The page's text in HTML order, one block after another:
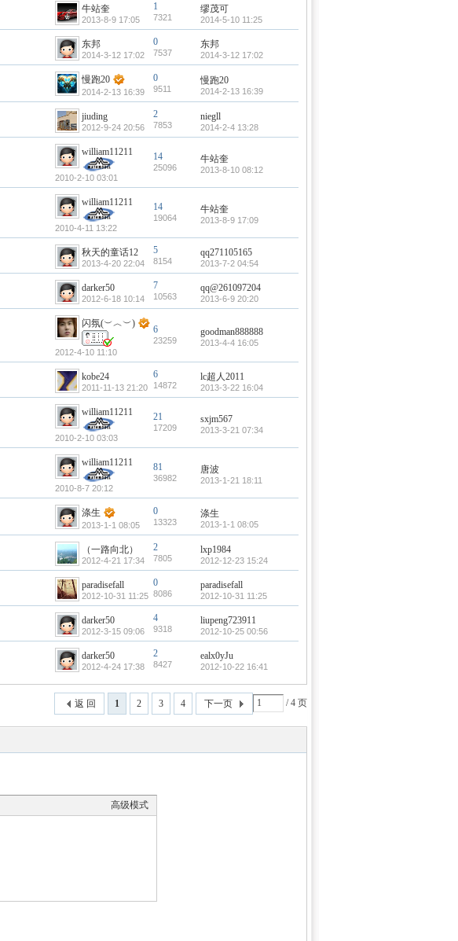
牛站奎
2013-8-9 17:05
1
7321
缪茂可
2014-5-10 11:25
东邦
2014-3-12 17:02
0
7537
东邦
2014-3-12 17:02
慢跑20
2014-2-13 16:39
0
9511
慢跑20
2014-2-13 16:39
jiuding
2012-9-24 20:56
2
7853
niegll
2014-2-4 13:28
william11211
2010-2-10 03:01
14
25096
牛站奎
2013-8-10 08:12
william11211
2010-4-11 13:22
14
19064
牛站奎
2013-8-9 17:09
秋天的童话12
2013-4-20 22:04
5
8154
qq271105165
2013-7-2 04:54
darker50
2012-6-18 10:14
7
10563
qq@261097204
2013-6-9 20:20
闪氛(︶︿︶)
2012-4-10 11:10
6
23259
goodman888888
2013-4-4 16:05
kobe24
2011-11-13 21:20
6
14872
lc超人2011
2013-3-22 16:04
william11211
2010-2-10 03:03
21
17209
sxjm567
2013-3-21 07:34
william11211
2010-8-7 20:12
81
36982
唐波
2013-1-21 18:11
涤生
2013-1-1 08:05
0
13323
涤生
2013-1-1 08:05
（一路向北）
2012-4-21 17:34
2
7805
lxp1984
2012-12-23 15:24
paradisefall
2012-10-31 11:25
0
8086
paradisefall
2012-10-31 11:25
darker50
2012-3-15 09:06
4
9318
liupeng723911
2012-10-25 00:56
darker50
2012-4-24 17:38
2
8427
ealx0yJu
2012-10-22 16:41
1 2 3 4 / 4 页
下一页
返 回
高级模式